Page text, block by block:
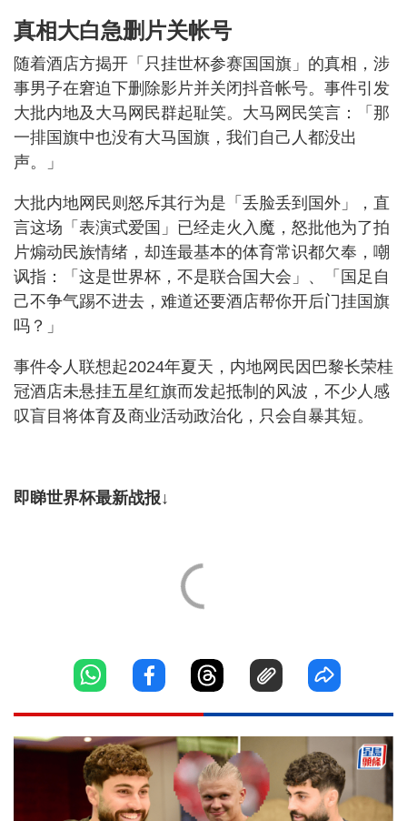
真相大白急删片关帐号
随着酒店方揭开「只挂世杯参赛国国旗」的真相，涉
事男子在窘迫下删除影片并关闭抖音帐号。事件引发
大批内地及大马网民群起耻笑。大马网民笑言：「那
一排国旗中也没有大马国旗，我们自己人都没出
声。」
大批内地网民则怒斥其行为是「丢脸丢到国外」，直
言这场「表演式爱国」已经走火入魔，怒批他为了拍
片煽动民族情绪，却连最基本的体育常识都欠奉，嘲
讽指：「这是世界杯，不是联合国大会」、「国足自
己不争气踢不进去，难道还要酒店帮你开后门挂国旗
吗？」
事件令人联想起2024年夏天，内地网民因巴黎长荣桂
冠酒店未悬挂五星红旗而发起抵制的风波，不少人感
叹盲目将体育及商业活动政治化，只会自暴其短。
即睇世界杯最新战报↓